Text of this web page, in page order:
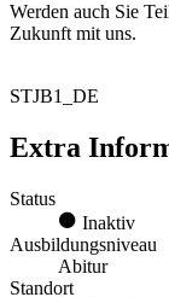
Werden auch Sie
Zukunft mit uns.
STJB1_DE
Extra
Status
Inaktiv
Ausbildungsniveau
Abitur
Standort